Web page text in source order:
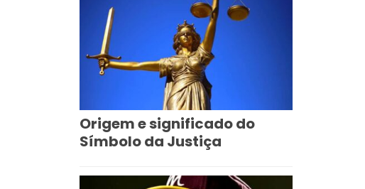
Origem e significado do
Símbolo da Justiça